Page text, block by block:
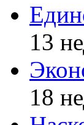
13
18